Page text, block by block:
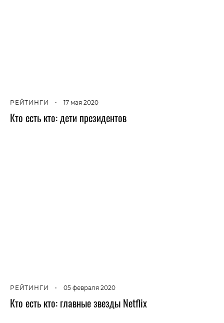
РЕЙТИНГИ • 17 мая 2020
Кто есть кто: дети президентов
РЕЙТИНГИ • 05 февраля 2020
Кто есть кто: главные звезды Netflix